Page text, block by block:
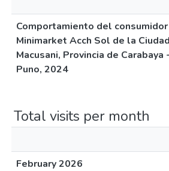
Comportamiento del
Minimarket Acch Sol de la
Macusani, Provincia de Carabaya
Puno, 2024
Total visits per month
February 2026